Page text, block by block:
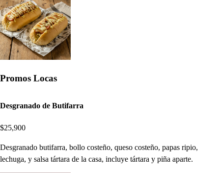
Promos Locas
Desgranado de Butifarra
$25,900
Desgranado butifarra, bollo costeño, queso costeño, papas ripio,
lechuga, y salsa tártara de la casa, incluye tártara y piña aparte.